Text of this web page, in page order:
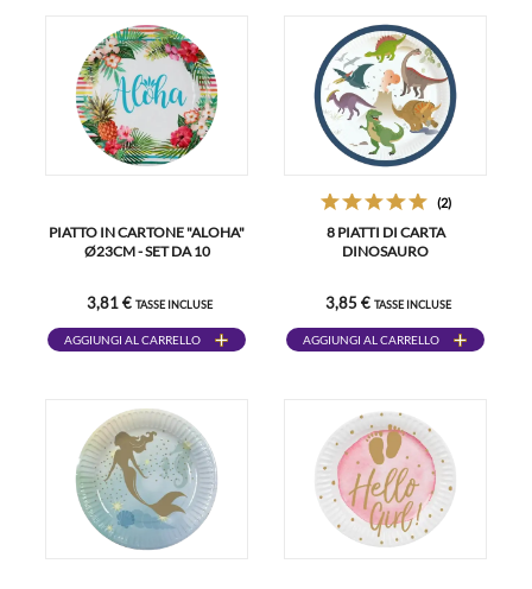
PIATTO IN CARTONE "ALOHA"
Ø23CM - SET DA 10
3,81 € TASSE INCLUSE
AGGIUNGI AL CARRELLO
(2)
8 PIATTI DI CARTA
DINOSAURO
3,85 € TASSE INCLUSE
AGGIUNGI AL CARRELLO